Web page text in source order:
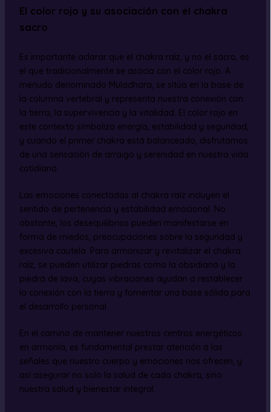
El color rojo y su asociación con el chakra
sacro
Es importante aclarar que el chakra raíz, y no el sacro, es
el que tradicionalmente se asocia con el color rojo. A
menudo denominado Muladhara, se sitúa en la base de
la columna vertebral y representa nuestra conexión con
la tierra, la supervivencia y la vitalidad. El color rojo en
este contexto simboliza energía, estabilidad y seguridad,
y cuando el primer chakra está balanceado, disfrutamos
de una sensación de arraigo y serenidad en nuestra vida
cotidiana.
Las emociones conectadas al chakra raíz incluyen el
sentido de pertenencia y estabilidad emocional. No
obstante, los desequilibrios pueden manifestarse en
forma de miedos, preocupaciones sobre la seguridad y
excesiva cautela. Para armonizar y revitalizar el chakra
raíz, se pueden utilizar piedras como la obsidiana y la
piedra de lava, cuyas vibraciones ayudan a restablecer
la conexión con la tierra y fomentar una base sólida para
el desarrollo personal.
En el camino de mantener nuestros centros energéticos
en armonía, es fundamental prestar atención a las
señales que nuestro cuerpo y emociones nos ofrecen, y
así asegurar no solo la salud de cada chakra, sino
nuestra salud y bienestar integral.